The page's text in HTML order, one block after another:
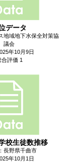
データ
地域地下水保全対策協
議会
年10月9日
合評価 1
校生徒数推移
長野県千曲市
年10月1日